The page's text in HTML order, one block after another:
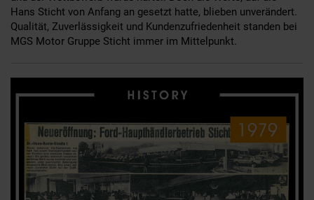
Hans Sticht von Anfang an gesetzt hatte, blieben unverändert.
Qualität, Zuverlässigkeit und Kundenzufriedenheit standen bei
MGS Motor Gruppe Sticht immer im Mittelpunkt.